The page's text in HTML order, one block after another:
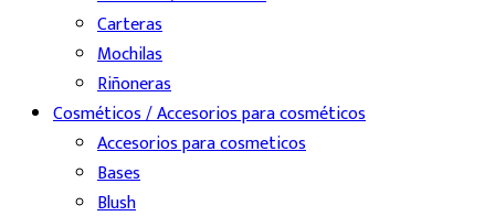
Carteras
Mochilas
Riñoneras
Cosméticos / Accesorios para cosméticos
Accesorios para cosmeticos
Bases
Blush